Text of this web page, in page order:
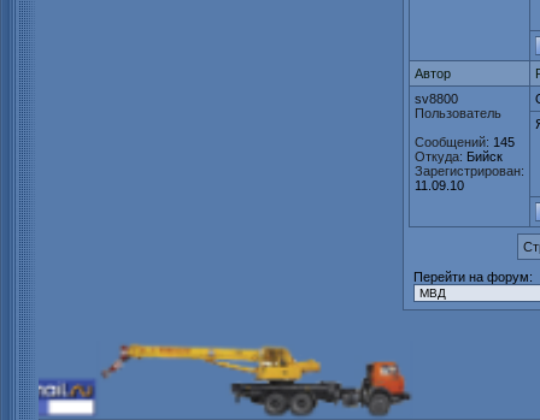
Автор
sv8800
Пользователь
Сообщений: 145
Откуда: Бийск
Зарегистрирован:
11.09.10
Перейти на форум: